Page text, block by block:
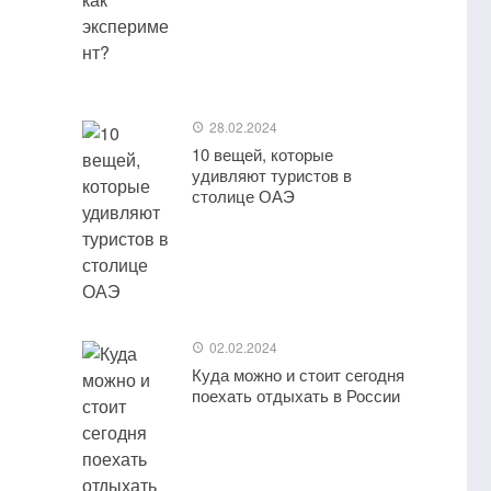
28.02.2024
10 вещей, которые
удивляют туристов в
столице ОАЭ
02.02.2024
Куда можно и стоит сегодня
поехать отдыхать в России